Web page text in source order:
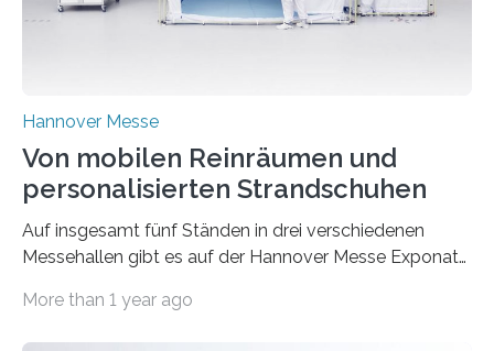
Hannover Messe
Von mobilen Reinräumen und
personalisierten Strandschuhen
Auf insgesamt fünf Ständen in drei verschiedenen
Messehallen gibt es auf der Hannover Messe Exponate
Antworten…
More than 1 year ago